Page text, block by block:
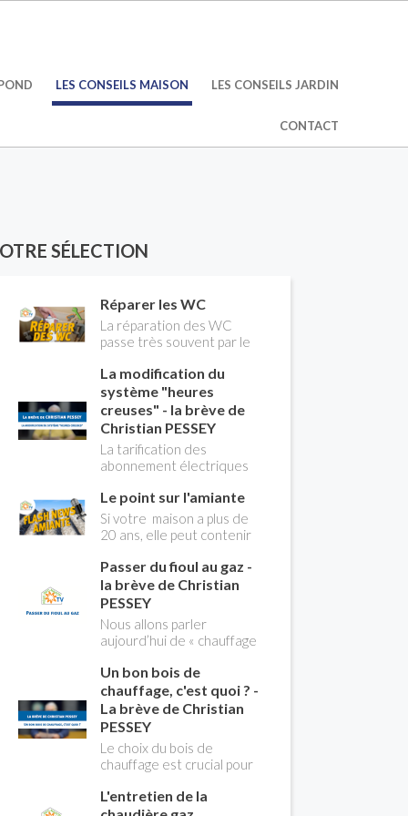
LES CONSEILS MAISON LES CONSEILS JARDIN
CONTACT
SÉLECTION
Réparer les WC
La réparation des WC
passe très souvent par le
flotteur. Tuto pour tout
vous expliquer
La modification du
système "heures
creuses" - la brève de
Christian PESSEY
La tarification des
abonnement électriques
longtemps deux
possibilités : heures
pleines, heures creuses.
Aujourd'hui Christian
PESSEY vous explique tout
ce qu'il faut savoir sur la
nouvelle modification du
système "heures creuses"
qui concerne près de 15
millions de Français !
Le point sur l'amiante
Si votre maison a plus de
20 ans, elle peut contenir
contenant de l'amiante) !
Pas de panique, on fait le
point dans notre flash
news n°3 spéciale
Amiante et ses dangers
avec Christian Pessey
Passer du fioul au gaz -
la brève de Christian
PESSEY
Nous allons parler
aujourd’hui de « chauffage
du changement d’énergie.
Nous allons aborder
l’abandon du fioul au profit
du gaz.
Un bon bois de
chauffage, c'est quoi ? -
La brève de Christian
PESSEY
Le choix du bois de
chauffage est crucial pour
rendement énergétique
L'entretien de la